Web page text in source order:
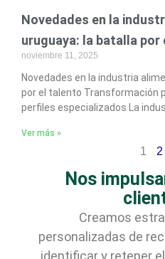
Novedades en la
uruguaya: la batalla
noviembre 11, 2025
Novedades en la industria
por el talento Transformación
perfiles especializados La
Ver más »
1 2
Nos
Creamos
personalizadas de
identificar y retener